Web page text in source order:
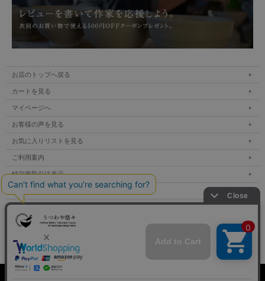
お店のトップへ戻る
カートを見る
マイページへ
お客様の声を見る
お気に入りリストを見る
ご利用案内
特定商取引法表示
メルマガ登録
お問い合わせ